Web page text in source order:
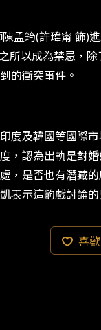
孟筠(許瑋甯 飾)
所以成為禁忌，
的衝突事件。
度及韓國等國際
，認為出軌是對
，是否也有潛藏
表示這齣戲討論的
喜歡